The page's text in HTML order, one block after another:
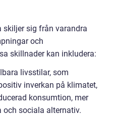
skiljer sig från varandra
och
skillnader kan inkludera:
livsstilar, som
inverkan på klimatet,
konsumtion, mer
sociala alternativ.